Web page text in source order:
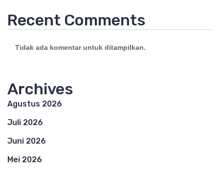
Recent Comments
Tidak ada komentar untuk ditampilkan.
Archives
Agustus 2026
Juli 2026
Juni 2026
Mei 2026